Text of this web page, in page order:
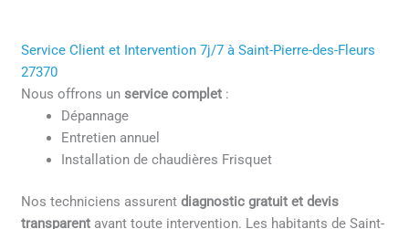
Service Client et Intervention 7j/7 à Saint-Pierre-des-Fleurs
27370
Nous offrons unservice complet :
Dépannage
Entretien annuel
Installation de chaudières Frisquet
Nos techniciens assurentdiagnostic gratuit et devis
transparent avant toute intervention. Les habitants de Saint-